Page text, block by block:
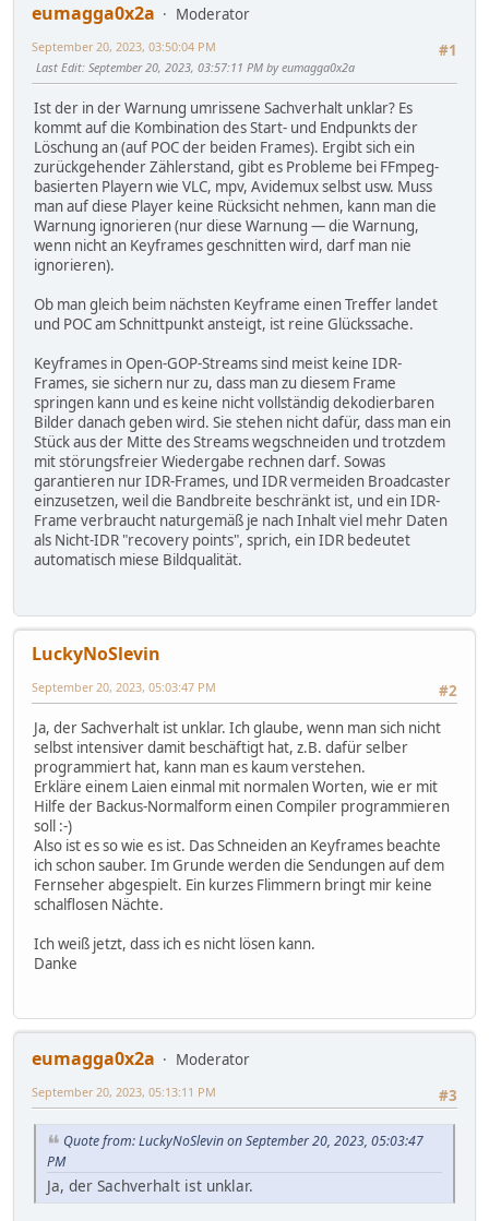
eumagga0x2a
Moderator
#1
September 20, 2023, 03:50:04 PM
Last Edit: September 20, 2023, 03:57:11 PM by eumagga0x2a
Ist der in der Warnung umrissene Sachverhalt unklar? Es
kommt auf die Kombination des Start- und Endpunkts der
Löschung an (auf POC der beiden Frames). Ergibt sich ein
zurückgehender Zählerstand, gibt es Probleme bei FFmpeg-
basierten Playern wie VLC, mpv, Avidemux selbst usw. Muss
man auf diese Player keine Rücksicht nehmen, kann man die
Warnung ignorieren (nur diese Warnung — die Warnung,
wenn nicht an Keyframes geschnitten wird, darf man nie
ignorieren).
Ob man gleich beim nächsten Keyframe einen Treffer landet
und POC am Schnittpunkt ansteigt, ist reine Glückssache.
Keyframes in Open-GOP-Streams sind meist keine IDR-
Frames, sie sichern nur zu, dass man zu diesem Frame
springen kann und es keine nicht vollständig dekodierbaren
Bilder danach geben wird. Sie stehen nicht dafür, dass man ein
Stück aus der Mitte des Streams wegschneiden und trotzdem
mit störungsfreier Wiedergabe rechnen darf. Sowas
garantieren nur IDR-Frames, und IDR vermeiden Broadcaster
einzusetzen, weil die Bandbreite beschränkt ist, und ein IDR-
Frame verbraucht naturgemäß je nach Inhalt viel mehr Daten
als Nicht-IDR "recovery points", sprich, ein IDR bedeutet
automatisch miese Bildqualität.
LuckyNoSlevin
#2
September 20, 2023, 05:03:47 PM
Ja, der Sachverhalt ist unklar. Ich glaube, wenn man sich nicht
selbst intensiver damit beschäftigt hat, z.B. dafür selber
programmiert hat, kann man es kaum verstehen.
Erkläre einem Laien einmal mit normalen Worten, wie er mit
Hilfe der Backus-Normalform einen Compiler programmieren
soll :-)
Also ist es so wie es ist. Das Schneiden an Keyframes beachte
ich schon sauber. Im Grunde werden die Sendungen auf dem
Fernseher abgespielt. Ein kurzes Flimmern bringt mir keine
schalflosen Nächte.
Ich weiß jetzt, dass ich es nicht lösen kann.
Danke
eumagga0x2a
Moderator
#3
September 20, 2023, 05:13:11 PM
Quote from: LuckyNoSlevin on September 20, 2023, 05:03:47
PM
Ja, der Sachverhalt ist unklar.